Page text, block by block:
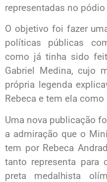
representadas no
O objetivo foi fazer
políticas públicas
como já tinha sido
Gabriel Medina, cujo
própria legenda
Rebeca e tem ela
Uma nova publicação
a admiração que o
tem por Rebeca
tanto representa para
preta medalhista